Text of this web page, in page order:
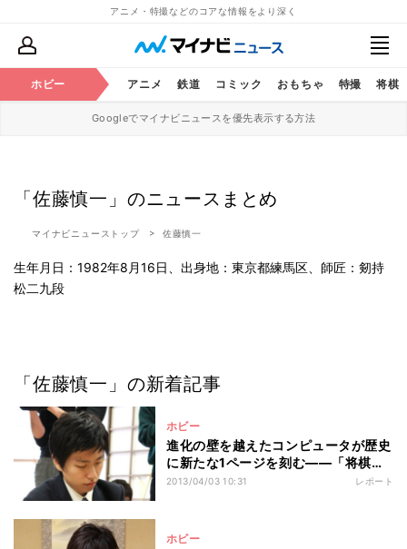
アニメ・特撮などのコアな情報をより深く
ホビー アニメ 鉄道 コミック おもちゃ 特撮 将棋
Googleでマイナビニュースを優先表示する方法
「佐藤慎一」のニュースまとめ
マイナビニューストップ 佐藤慎一
生年月日：1982年8月16日、出身地：東京都練馬区、師匠：剱持
松二九段
「佐藤慎一」の新着記事
ホビー
進化の壁を越えたコンピュータが歴史
に新たな1ページを刻む――「将棋電
王戦」第二局はコンピュータの勝利
2013/04/03 10:31 レポート
ホビー